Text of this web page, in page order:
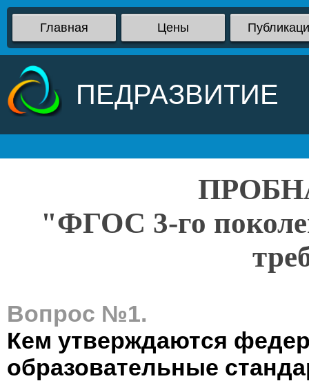
Главная Цены
ПЕДРАЗВИТИЕ
"ФГОС 3-го
Вопрос №1.
Кем утверждаются
образовательные